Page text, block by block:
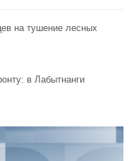
на тушение лесных
в Лабытнанги